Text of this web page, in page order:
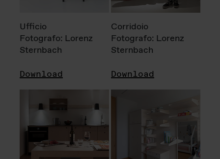
Ufficio
Fotografo: Lorenz
Sternbach
Download
Corridoio
Fotografo: Lorenz
Sternbach
Download